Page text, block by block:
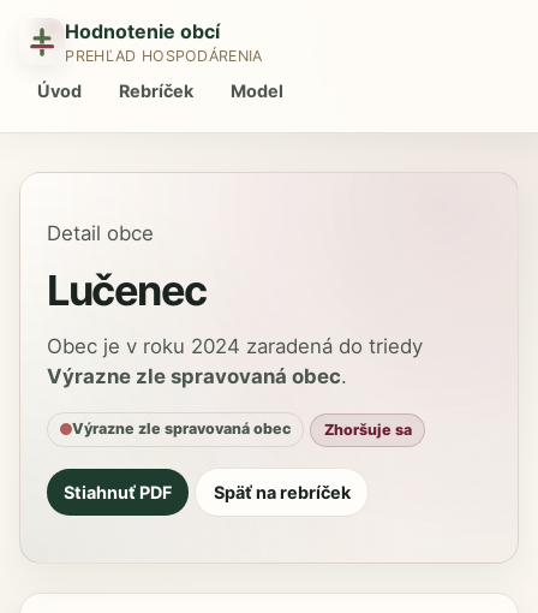
Hodnotenie obcí
PREHĽAD HOSPODÁRENIA
Úvod Rebríček Model
Detail obce
Lučenec
Obec je v roku 2024 zaradená do triedy
Výrazne zle spravovaná obec.
Výrazne zle spravovaná obec Zhoršuje sa
Stiahnuť PDF Späť na rebríček